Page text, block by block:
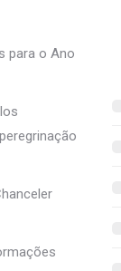
para o Ano